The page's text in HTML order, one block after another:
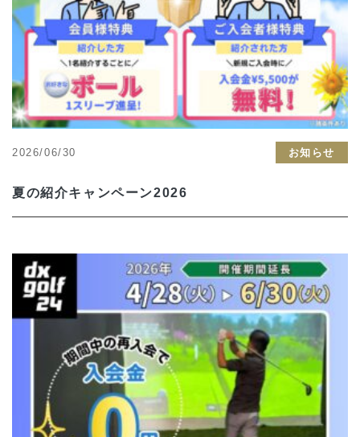
2026/06/30 お知らせ
夏の紹介キャンペーン2026